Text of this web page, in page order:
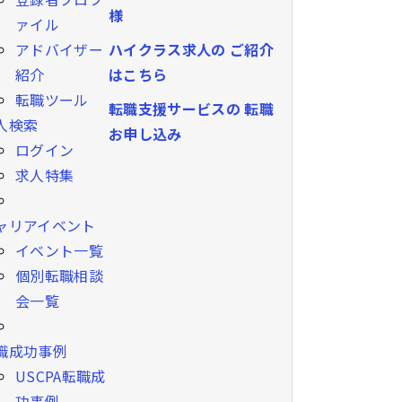
ァイル
アドバイザー
紹介
転職ツール
検索
ログイン
求人特集
リアイベント
イベント一覧
個別転職相談
会一覧
成功事例
USCPA転職成
様
ハイクラス求人の ご紹介
はこちら
転職支援サービスの 転職
お申し込み